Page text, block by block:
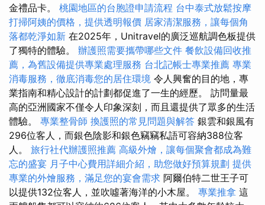
金禮品卡。 桃園地區的台胞證申請流程 台中泰式放鬆按摩
打掃阿姨的價格，提供透明報價 居家清潔服務，讓每個角
落都乾淨如新 在2025年，Unitravel的廣泛巡航調色板提供
了獨特的體驗。 辦護照需要攜帶哪些文件 餐飲設備回收推
薦，為舊設備提供專業處理服務 台北記帳士專業推薦 專業
消毒服務，徹底消毒您的居住環境 令人興奮的目的地，專
業指南和精心設計的計劃都促進了一生的經歷。 訪問量最
高的亞洲國家不僅令人印象深刻，而且還提供了眾多的生活
體驗。 專業整骨師 換護照的常見問題與解答 銀雲和銀風有
296位客人，而銀色陰影和銀色竊竊私語可容納388位客
人。 旅行社代辦護照推薦 高級外燴，讓每個聚會都成為難
忘的盛宴 月子中心費用詳細介紹，助您做好預算規劃 提供
專業的外燴服務，滿足您的宴會需求 阿爾伯特二世王子可
以提供132位客人，並吹噓著海洋的小木屋。 專業推拿 這